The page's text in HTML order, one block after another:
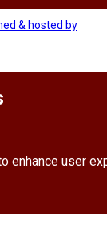
& hosted by
enhance user